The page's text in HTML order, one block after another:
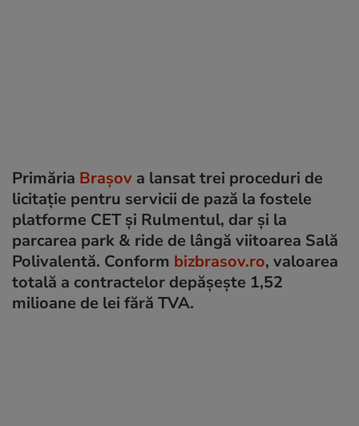
Primăria Brașov a lansat trei proceduri de
licitație pentru servicii de pază la fostele
platforme CET și Rulmentul, dar și la
parcarea park & ride de lângă viitoarea Sală
Polivalentă. Conform bizbrasov.ro, valoarea
totală a contractelor depășește 1,52
milioane de lei fără TVA.